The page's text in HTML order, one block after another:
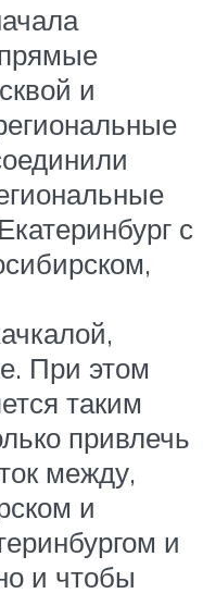
и
с
При этом
таким
привлечь
между,
и
и
и чтобы